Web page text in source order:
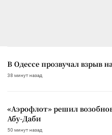
В Одессе прозвучал взрыв
38 минут назад
«Аэрофлот» решил
Абу-Даби
50 минут назад